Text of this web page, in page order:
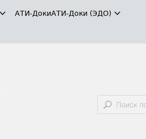
АТИ-ДокиАТИ-Доки (ЭДО)